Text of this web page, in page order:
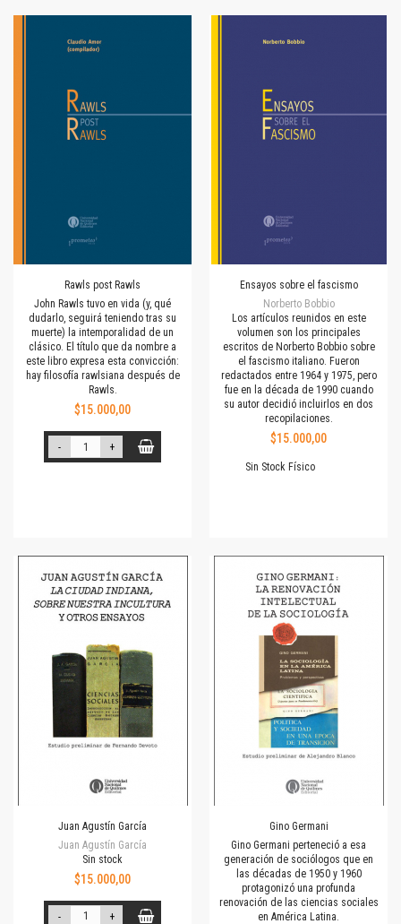
Rawls post Rawls
John Rawls tuvo en vida (y, qué
dudarlo, seguirá teniendo tras su
muerte) la intemporalidad de un
clásico. El título que da nombre a
este libro expresa esta convicción:
hay filosofía rawlsiana después de
Rawls.
$15.000,00
- +
Ensayos sobre el fascismo
Norberto Bobbio
Los artículos reunidos en este
volumen son los principales
escritos de Norberto Bobbio sobre
el fascismo italiano. Fueron
redactados entre 1964 y 1975, pero
fue en la década de 1990 cuando
su autor decidió incluirlos en dos
recopilaciones.
$15.000,00
Sin Stock Físico
Juan Agustín García
Juan Agustín García
Sin stock
$15.000,00
- +
Gino Germani
Gino Germani perteneció a esa
generación de sociólogos que en
las décadas de 1950 y 1960
protagonizó una profunda
renovación de las ciencias sociales
en América Latina.